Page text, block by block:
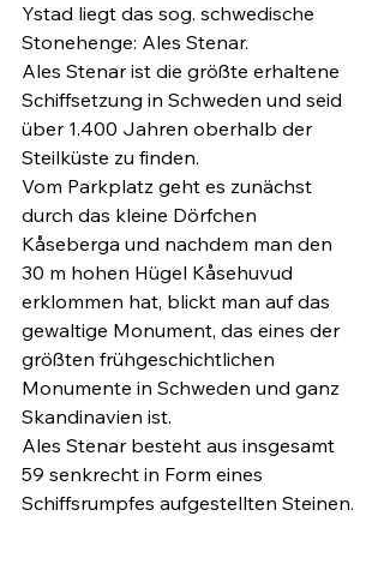
Ystad liegt das sog. schwedische
Stonehenge: Ales Stenar.
Ales Stenar ist die größte erhaltene
Schiffsetzung in Schweden und seid
über 1.400 Jahren oberhalb der
Steilküste zu finden.
Vom Parkplatz geht es zunächst
durch das kleine Dörfchen
Kåseberga und nachdem man den
30 m hohen Hügel Kåsehuvud
erklommen hat, blickt man auf das
gewaltige Monument, das eines der
größten frühgeschichtlichen
Monumente in Schweden und ganz
Skandinavien ist.
Ales Stenar besteht aus insgesamt
59 senkrecht in Form eines
Schiffsrumpfes aufgestellten Steinen.